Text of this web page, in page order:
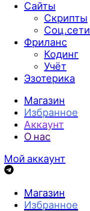
Сайты
Скрипты
Соц.сети
Фриланс
Кодинг
Учёт
Эзотерика
Магазин
Избранное
Аккаунт
О нас
Мой аккаунт
Магазин
Избранное